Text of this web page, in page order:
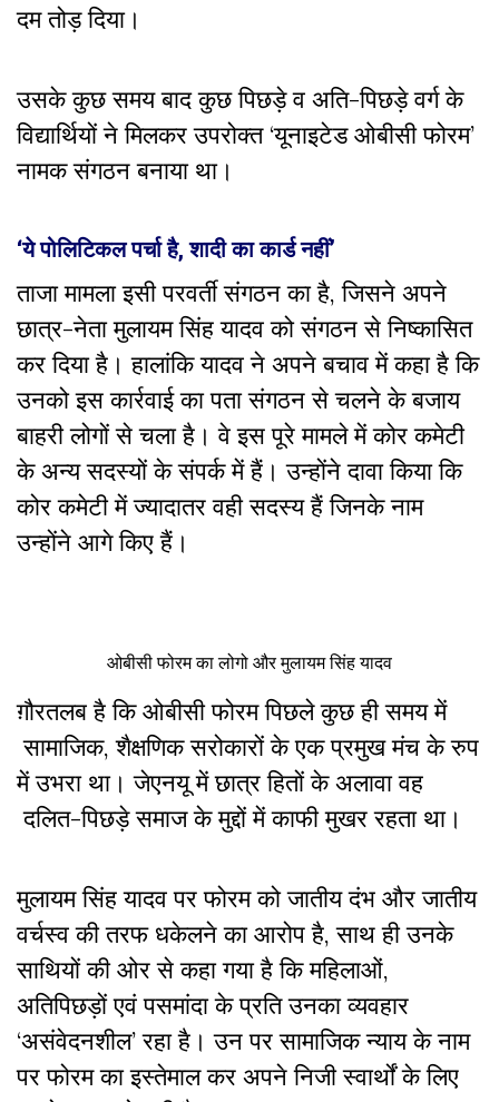
दम तोड़ दिया।
उसके कुछ समय बाद कुछ पिछड़े व अति-पिछड़े वर्ग के
विद्यार्थियों ने मिलकर उपरोक्त ‘यूनाइटेड ओबीसी फोरम’
नामक संगठन बनाया था।
‘ये पोलिटिकल पर्चा है, शादी का कार्ड नहीं’
ताजा मामला इसी परवर्ती संगठन का है, जिसने अपने
छात्र-नेता मुलायम सिंह यादव को संगठन से निष्कासित
कर दिया है। हालांकि यादव ने अपने बचाव में कहा है कि
उनको इस कार्रवाई का पता संगठन से चलने के बजाय
बाहरी लोगों से चला है। वे इस पूरे मामले में कोर कमेटी
के अन्य सदस्यों के संपर्क में हैं। उन्होंने दावा किया कि
कोर कमेटी में ज्यादातर वही सदस्य हैं जिनके नाम
उन्होंने आगे किए हैं।
ओबीसी फोरम का लोगो और मुलायम सिंह यादव
ग़ौरतलब है कि ओबीसी फोरम पिछले कुछ ही समय में
सामाजिक, शैक्षणिक सरोकारों के एक प्रमुख मंच के रुप
में उभरा था। जेएनयू में छात्र हितों के अलावा वह
दलित-पिछड़े समाज के मुद्दों में काफी मुखर रहता था।
मुलायम सिंह यादव पर फोरम को जातीय दंभ और जातीय
वर्चस्व की तरफ धकेलने का आरोप है, साथ ही उनके
साथियों की ओर से कहा गया है कि महिलाओं,
अतिपिछड़ों एवं पसमांदा के प्रति उनका व्यवहार
‘असंवेदनशील’रहा है। उन परसामाजिक न्याय के नाम
पर फोरम का इस्तेमाल कर अपने निजी स्वार्थों के लिए